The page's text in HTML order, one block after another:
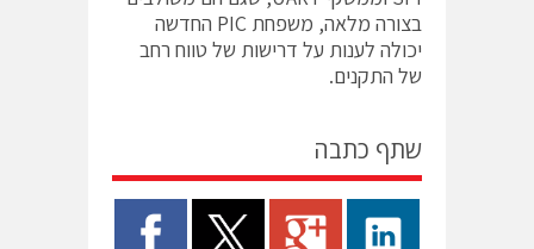
בצורה מלאה, משפחת PIC החדשה
יכולה לענות על דרישות של טווח רחב
של התקנים.
שתף כתבה